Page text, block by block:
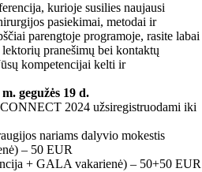
kurioje susilies naujausi
pasiekimai, metodai ir
parengtoje programoje, rasite labai
pranešimų bei kontaktų
kompetencijai kelti ir
gegužės 19 d.
2024 užsiregistruodami iki
nariams dalyvio mokestis
– 50 EUR
+ GALA vakarienė) – 50+50 EUR